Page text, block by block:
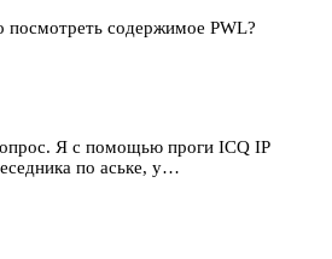
содержимое PWL?
Я с помощью проги ICQ IP
по аське, у…